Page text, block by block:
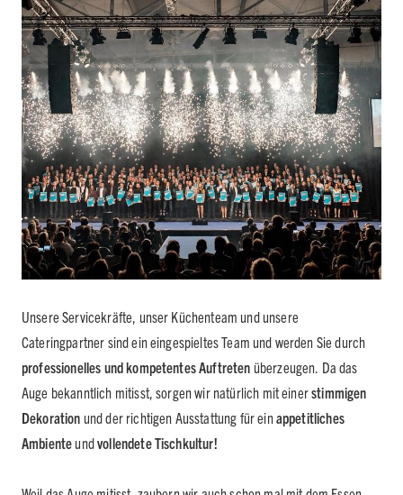
Unsere Servicekräfte, unser Küchenteam und unsere
Cateringpartner sind ein eingespieltes Team und werden Sie durch
professionelles und kompetentes Auftreten überzeugen. Da das
Auge bekanntlich mitisst, sorgen wir natürlich mit einerstimmigen
Dekoration und der richtigen Ausstattung für einappetitliches
Ambiente undvollendete Tischkultur!